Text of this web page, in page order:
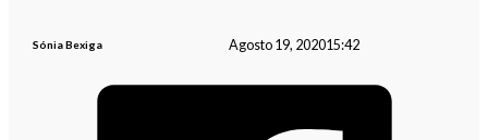
Sónia Bexiga Agosto 19, 202015:42